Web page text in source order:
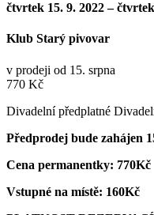
čtvrtek 15. 9. 2022 –
Klub Starý pivovar
v prodeji od 15. srpna
770 Kč
Divadelní předplatné
Předprodej bude zahájen
Cena permanentky: 770Kč
Vstupné na místě: 160Kč